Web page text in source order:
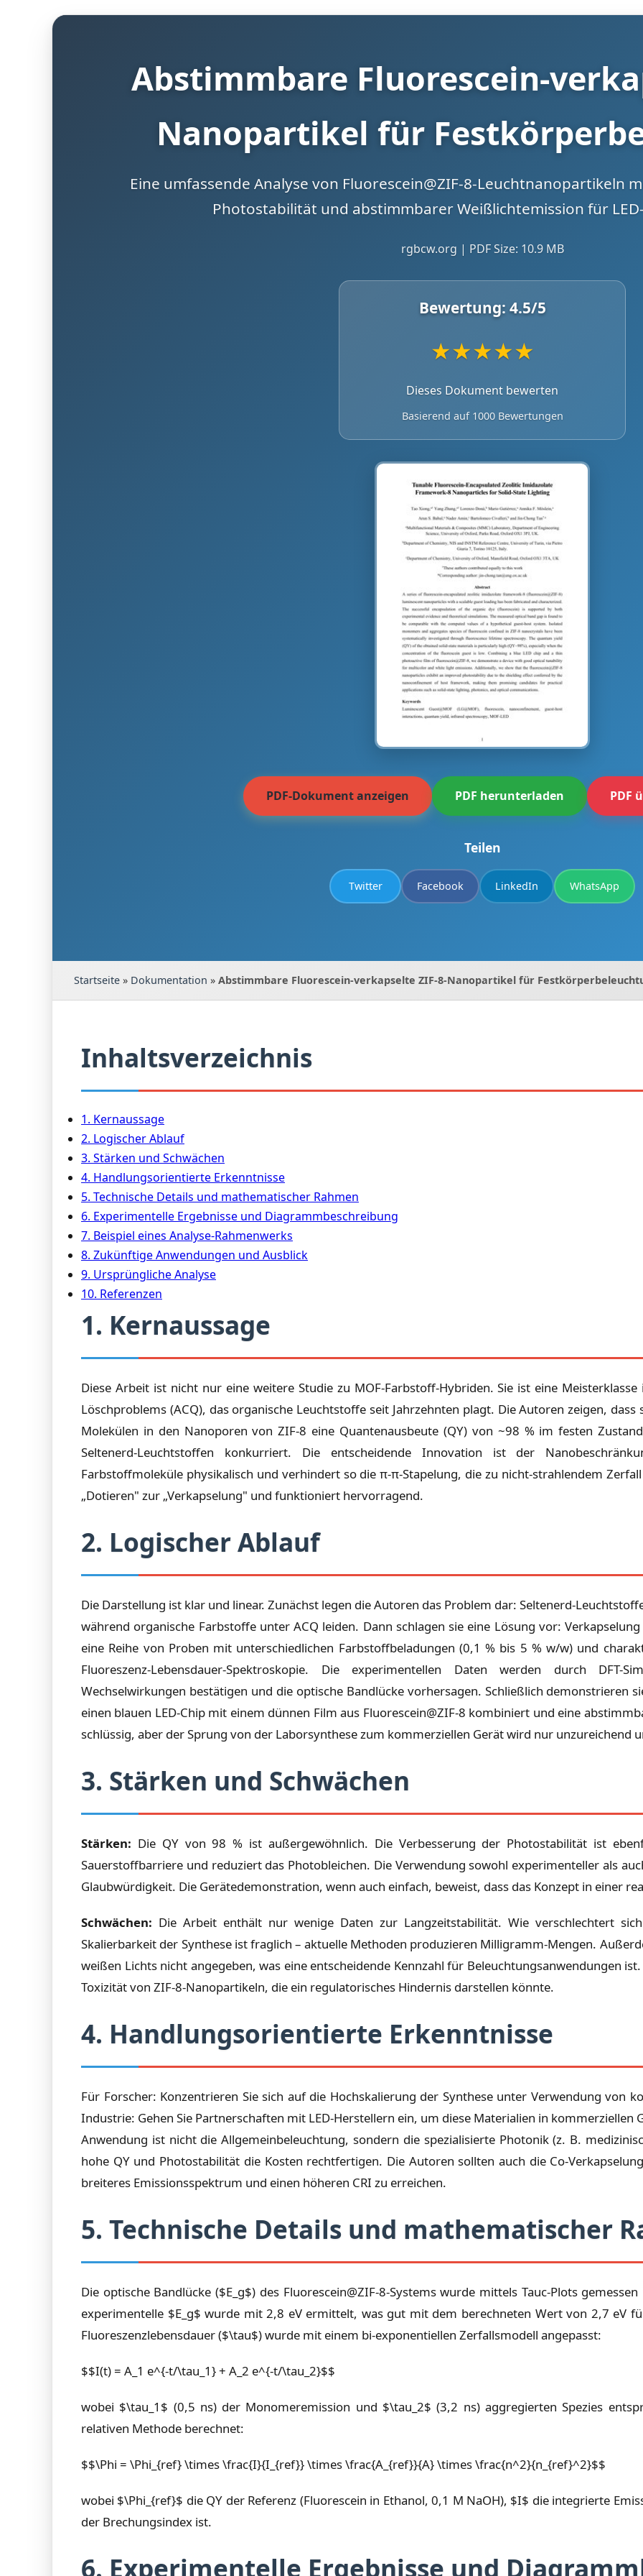
Abstimmbare Fluorescein-
Nanopartikel für
Eine umfassende Analyse von Fluorescein@ZIF-8-Leuchtnanopartikeln
Photostabilität und abstimmbarer Weißlichtemission für
rgbcw.org | PDF Size: 10.9 MB
Bewertung: 4.5/5
★★★★★
Dieses Dokument bewerten
Basierend auf 1000 Bewertungen
PDF-Dokument anzeigen PDF herunterladen PDF
Teilen
Twitter Facebook LinkedIn WhatsApp
Startseite » Dokumentation » Abstimmbare Fluorescein-verkapselte ZIF-8-Nanopartikel für
Inhaltsverzeichnis
1. Kernaussage
2. Logischer Ablauf
3. Stärken und Schwächen
4. Handlungsorientierte Erkenntnisse
5. Technische Details und mathematischer Rahmen
6. Experimentelle Ergebnisse und Diagrammbeschreibung
7. Beispiel eines Analyse-Rahmenwerks
8. Zukünftige Anwendungen und Ausblick
9. Ursprüngliche Analyse
10. Referenzen
1. Kernaussage
Diese Arbeit ist nicht nur eine weitere Studie zu MOF-Farbstoff-Hybriden. Sie ist eine
Löschproblems (ACQ), das organische Leuchtstoffe seit Jahrzehnten plagt. Die Autoren zeigen,
Molekülen in den Nanoporen von ZIF-8 eine Quantenausbeute (QY) von ~98 % im festen
Seltenerd-Leuchtstoffen konkurriert. Die entscheidende Innovation ist der
Farbstoffmoleküle physikalisch und verhindert so die π-π-Stapelung, die zu nicht-strahlendem
„Dotieren" zur „Verkapselung" und funktioniert hervorragend.
2. Logischer Ablauf
Die Darstellung ist klar und linear. Zunächst legen die Autoren das Problem dar: Seltenerd-
während organische Farbstoffe unter ACQ leiden. Dann schlagen sie eine Lösung vor:
eine Reihe von Proben mit unterschiedlichen Farbstoffbeladungen (0,1 % bis 5 % w/w) und
Fluoreszenz-Lebensdauer-Spektroskopie. Die experimentellen Daten werden durch DFT-
Wechselwirkungen bestätigen und die optische Bandlücke vorhersagen. Schließlich demonstrieren
einen blauen LED-Chip mit einem dünnen Film aus Fluorescein@ZIF-8 kombiniert und eine
schlüssig, aber der Sprung von der Laborsynthese zum kommerziellen Gerät wird nur unzureichend
3. Stärken und Schwächen
Stärken: Die QY von 98 % ist außergewöhnlich. Die Verbesserung der Photostabilität ist
Sauerstoffbarriere und reduziert das Photobleichen. Die Verwendung sowohl experimenteller als
Glaubwürdigkeit. Die Gerätedemonstration, wenn auch einfach, beweist, dass das Konzept in einer
Schwächen: Die Arbeit enthält nur wenige Daten zur Langzeitstabilität. Wie verschlechtert
Skalierbarkeit der Synthese ist fraglich – aktuelle Methoden produzieren Milligramm-Mengen.
weißen Lichts nicht angegeben, was eine entscheidende Kennzahl für Beleuchtungsanwendungen
Toxizität von ZIF-8-Nanopartikeln, die ein regulatorisches Hindernis darstellen könnte.
4. Handlungsorientierte Erkenntnisse
Für Forscher: Konzentrieren Sie sich auf die Hochskalierung der Synthese unter Verwendung von
Industrie: Gehen Sie Partnerschaften mit LED-Herstellern ein, um diese Materialien in kommerziellen
Anwendung ist nicht die Allgemeinbeleuchtung, sondern die spezialisierte Photonik (z. B.
hohe QY und Photostabilität die Kosten rechtfertigen. Die Autoren sollten auch die Co-
breiteres Emissionsspektrum und einen höheren CRI zu erreichen.
5. Technische Details und mathematischer
Die optische Bandlücke ($E_g$) des Fluorescein@ZIF-8-Systems wurde mittels Tauc-Plots
experimentelle $E_g$ wurde mit 2,8 eV ermittelt, was gut mit dem berechneten Wert von 2,7 eV
Fluoreszenzlebensdauer ($\tau$) wurde mit einem bi-exponentiellen Zerfallsmodell angepasst:
$$I(t) = A_1 e^{-t/\tau_1} + A_2 e^{-t/\tau_2}$$
wobei $\tau_1$ (0,5 ns) der Monomeremission und $\tau_2$ (3,2 ns) aggregierten Spezies
relativen Methode berechnet:
$$\Phi = \Phi_{ref} \times \frac{I}{I_{ref}} \times \frac{A_{ref}}{A} \times \frac{n^2}{n_{ref}^2}$$
wobei $\Phi_{ref}$ die QY der Referenz (Fluorescein in Ethanol, 0,1 M NaOH), $I$ die integrierte
der Brechungsindex ist.
6. Experimentelle Ergebnisse und